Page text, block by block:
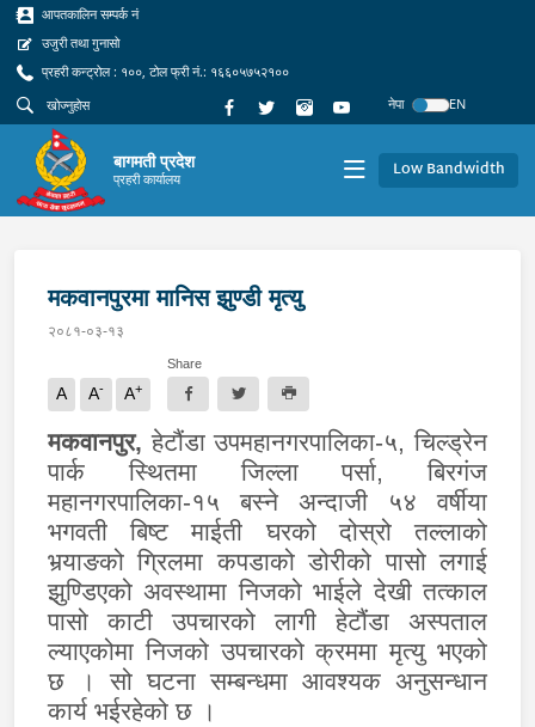
आपतकालिन सम्पर्क नं
उजुरी तथा गुनासो
प्रहरी कन्ट्रोल : १००, टोल फ्री नं.: १६६०५७५२१००
नेपा
EN
बागमती प्रदेश
प्रहरी कार्यालय Low Bandwidth
मकवानपुरमा मानिस झुण्डी मृत्यु
२०८१-०३-१३
A A- A+
Share
मकवानपुर, हेटौंडा उपमहानगरपालिका-५, चिल्ड्रेन
पार्क स्थितमा जिल्ला पर्सा, बिरगंज
महानगरपालिका-१५ बस्ने अन्दाजी ५४ वर्षीया
भगवती बिष्ट माईती घरको दोस्रो तल्लाको
भर्‍याङको ग्रिलमा कपडाको डोरीको पासो लगाई
झुण्डिएको अवस्थामा निजको भाईले देखी तत्काल
पासो काटी उपचारको लागी हेटौंडा अस्पताल
ल्याएकोमा निजको उपचारको क्रममा मृत्यु भएको
छ । सो घटना सम्बन्धमा आवश्यक अनुसन्धान
कार्य भईरहेको छ ।